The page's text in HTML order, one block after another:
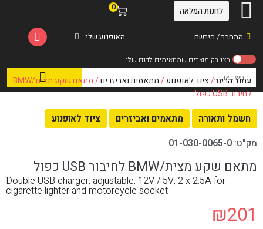
התחבר / הירשם
0
האופנוע שלי:
לחנות המלאה
עמוד הבית/ציוד לאופנוע/מתאמים ואביזרים
/ מתאם שקע מצית/BMW
לחיבור USB כפול
חשמל ותאורה מתאמים ואביזרים ציוד לאופנוע
מק"ט: 01-030-0065-0
מתאם שקע מצית/BMW לחיבור USB כפול
Double USB charger, adjustable, 12V / 5V, 2 x 2.5A for
cigarette lighter and motorcycle socket
₪201